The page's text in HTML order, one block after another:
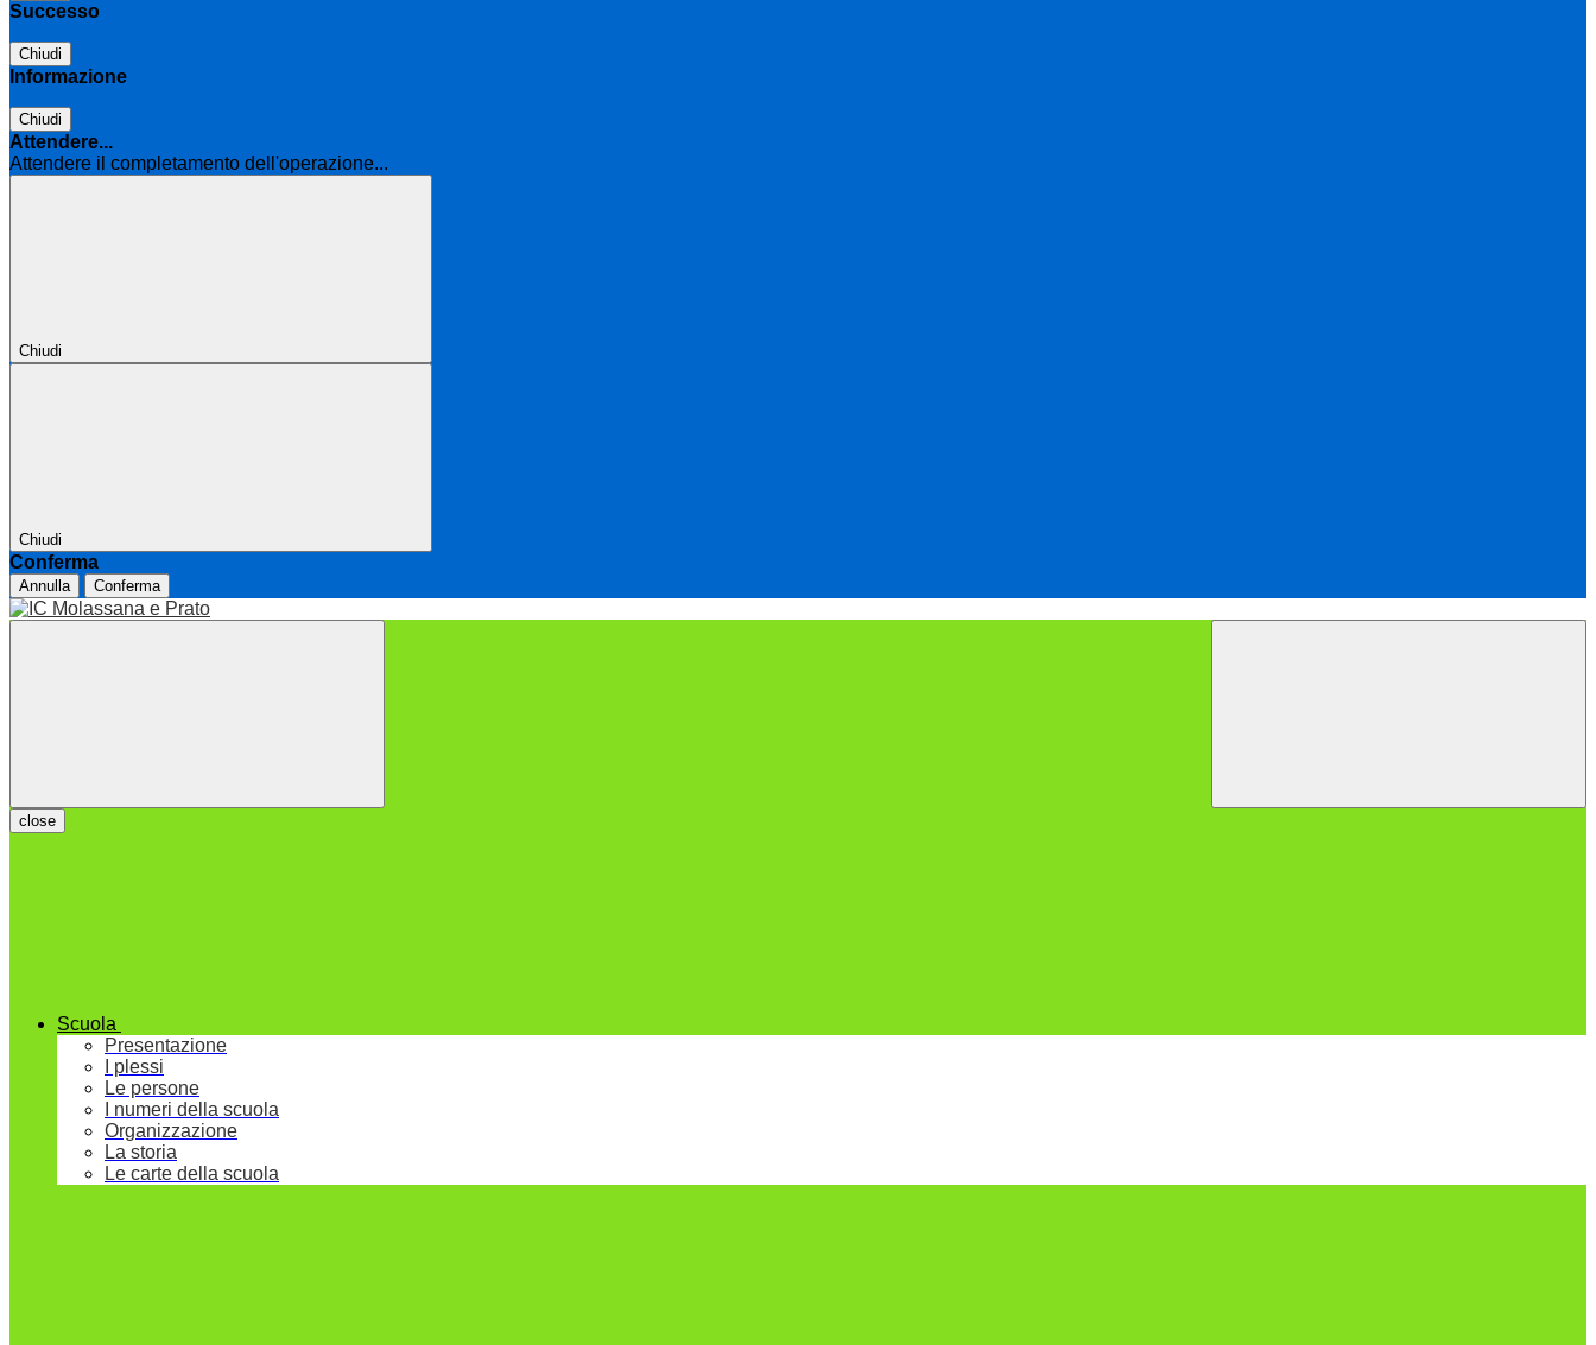
Successo
Chiudi
Informazione
Chiudi
Attendere...
Attendere il completamento dell'operazione...
Chiudi
Chiudi
Conferma
Annulla Conferma
close
Scuola
Presentazione
I plessi
Le persone
I numeri della scuola
Organizzazione
La storia
Le carte della scuola